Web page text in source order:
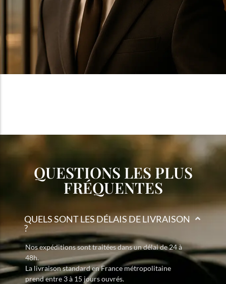
QUESTIONS LES PLUS
FRÉQUENTES
QUELS SONT LES DÉLAIS DE LIVRAISON
?
Nos expéditions sont traitées dans un délai de 24 à
48h.
La livraison standard en France métropolitaine
prend entre 3 à 15 jours ouvrés.